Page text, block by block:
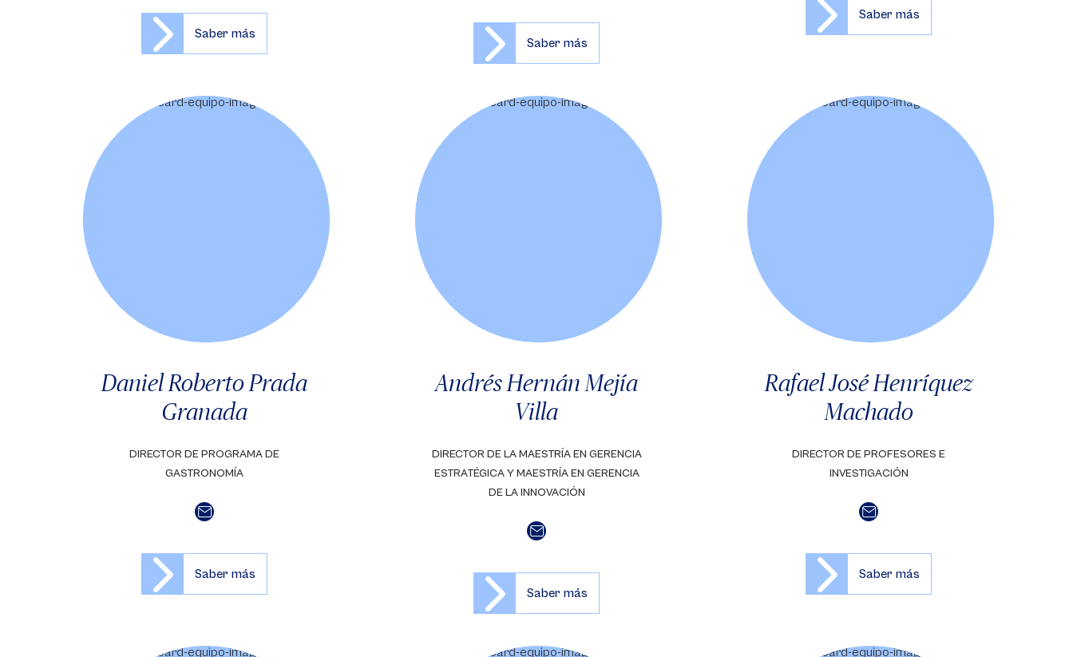
Saber más
Saber más
Saber más
Daniel Roberto Prada
Granada
DIRECTOR DE PROGRAMA DE
GASTRONOMÍA
Saber más
Andrés Hernán Mejía
Villa
DIRECTOR DE LA MAESTRÍA EN GERENCIA
ESTRATÉGICA Y MAESTRÍA EN GERENCIA
DE LA INNOVACIÓN
Saber más
Rafael José Henríquez
Machado
DIRECTOR DE PROFESORES E
INVESTIGACIÓN
Saber más